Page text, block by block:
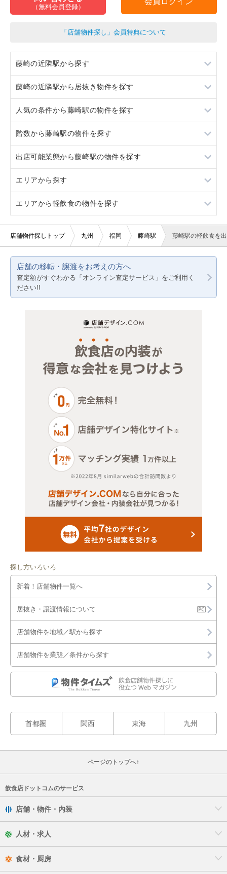
（無料会員登録）
「店舗物件探し」会員特典について
藤崎の近隣駅から探す
室見
西新
姪浜
唐人町
藤崎の近隣駅から居抜き物件を探す
室見
西新
姪浜
唐人町
人気の条件から藤崎駅の物件を探す
スケルトン
10坪以下
20坪以下
賃料20万円以下
階数から藤崎駅の物件を探す
地下
1階
2階
3階以上
出店可能業態から藤崎駅の物件を探す
軽飲食
美容室・理容室
サロン（マッサージ・エステ・ネイルなど）
物販・小売
ジム・教室・スタジオ
その他サービス・その他
エリアから探す
福岡
熊本
エリアから軽飲食の物件を探す
福岡
鹿児島
店舗物件探しトップ 九州 福岡 藤崎駅 藤崎駅の軽飲食を
店舗の移転・譲渡をお考えの方へ
査定額がすぐわかる「オンライン査定サービス」をご利用く
ださい!!
探し方いろいろ
新着！店舗物件一覧へ
居抜き・譲渡情報について
店舗物件を地域／駅から探す
店舗物件を業態／条件から探す
首都圏 関西 東海 九州
ページのトップへ↑
飲食店ドットコムのサービス
店舗・物件・内装
人材・求人
食材・厨房